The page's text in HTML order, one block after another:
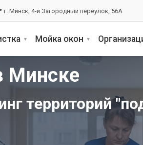
г. Минск, 4-й Загородный переулок, 56А
Мойка окон
Минске
территорий